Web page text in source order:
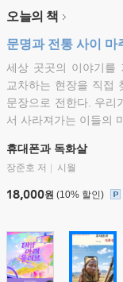
오늘의 책
문명과 전통 사이 마
세상 곳곳의 이야기를
교차하는 현장을 직접
문장으로 전한다. 우리
서 사라져가는 이들의
휴대폰과 독화살
장준호 저 시월
18,000원 (10% 할인)